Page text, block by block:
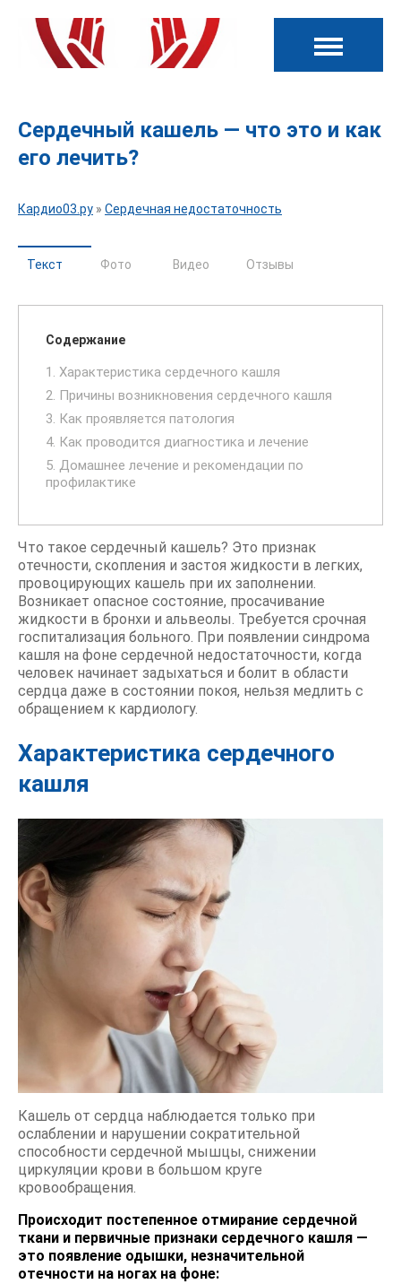
Сердечный кашель — что это и как
его лечить?
Кардио03.ру » Сердечная недостаточность
Текст Фото Видео Отзывы
Содержание
1. Характеристика сердечного кашля
2. Причины возникновения сердечного кашля
3. Как проявляется патология
4. Как проводится диагностика и лечение
5. Домашнее лечение и рекомендации по
профилактике
Что такое сердечный кашель? Это признак
отечности, скопления и застоя жидкости в легких,
провоцирующих кашель при их заполнении.
Возникает опасное состояние, просачивание
жидкости в бронхи и альвеолы. Требуется срочная
госпитализация больного. При появлении синдрома
кашля на фоне сердечной недостаточности, когда
человек начинает задыхаться и болит в области
сердца даже в состоянии покоя, нельзя медлить с
обращением к кардиологу.
Характеристика сердечного
кашля
Кашель от сердца наблюдается только при
ослаблении и нарушении сократительной
способности сердечной мышцы, снижении
циркуляции крови в большом круге
кровообращения.
Происходит постепенное отмирание сердечной
ткани и первичные признаки сердечного кашля —
это появление одышки, незначительной
отечности на ногах на фоне: